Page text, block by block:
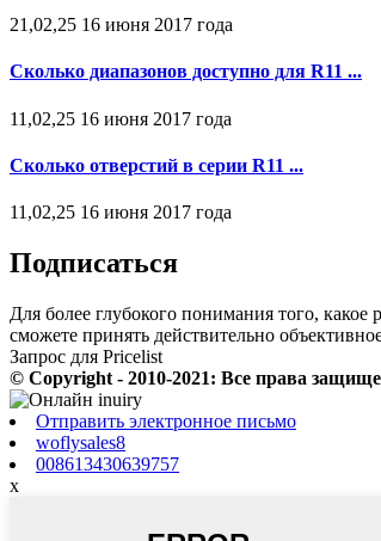
21,02,25 16 июня 2017 года
Сколько диапазонов доступно для R11 ...
11,02,25 16 июня 2017 года
Сколько отверстий в серии R11 ...
11,02,25 16 июня 2017 года
Подписаться
Для более глубокого понимания того,
сможете принять действительно
Запрос для Pricelist
© Copyright - 2010-2021: Все права
Отправить электронное письмо
woflysales8
008613430639757
x